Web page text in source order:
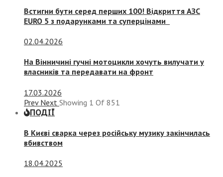
Встигни бути серед перших 100! Відкриття АЗС
EURO 5 з подарунками та суперцінами
02.04.2026
На Вінничині гучні мотоцикли хочуть вилучати у
власників та передавати на фронт
17.03.2026
Prev Next Showing 1 Of 851
ПОДІЇ
В Києві сварка через російську музику закінчилась
вбивством
18.04.2025